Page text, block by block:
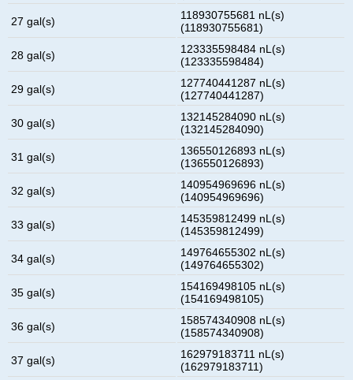
27 gal(s)
118930755681 nL(s)
(118930755681)
28 gal(s)
123335598484 nL(s)
(123335598484)
29 gal(s)
127740441287 nL(s)
(127740441287)
30 gal(s)
132145284090 nL(s)
(132145284090)
31 gal(s)
136550126893 nL(s)
(136550126893)
32 gal(s)
140954969696 nL(s)
(140954969696)
33 gal(s)
145359812499 nL(s)
(145359812499)
34 gal(s)
149764655302 nL(s)
(149764655302)
35 gal(s)
154169498105 nL(s)
(154169498105)
36 gal(s)
158574340908 nL(s)
(158574340908)
37 gal(s)
162979183711 nL(s)
(162979183711)